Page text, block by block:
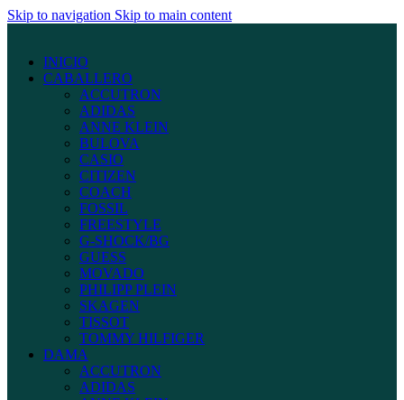
Skip to navigation Skip to main content
INICIO
CABALLERO
ACCUTRON
ADIDAS
ANNE KLEIN
BULOVA
CASIO
CITIZEN
COACH
FOSSIL
FREESTYLE
G-SHOCK/BG
GUESS
MOVADO
PHILIPP PLEIN
SKAGEN
TISSOT
TOMMY HILFIGER
DAMA
ACCUTRON
ADIDAS